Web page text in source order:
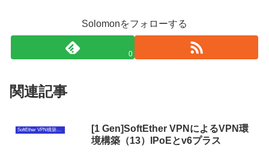
Solomonをフォローする
0
関連記事
SoftEther VPN構築（第1世代）
[1 Gen]SoftEther VPNによるVPN環
境構築（13）IPoEとv6プラス